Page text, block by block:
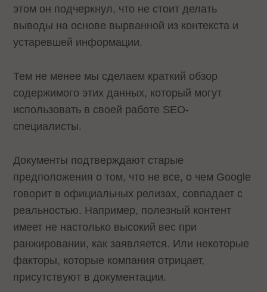
этом он подчеркнул, что не стоит делать
выводы на основе вырванной из контекста и
устаревшей информации.
Тем не менее мы сделаем краткий обзор
содержимого этих данных, который могут
использовать в своей работе SEO-
специалисты.
Документы подтверждают старые
предположения о том, что не все, о чем Google
говорит в официальных релизах, совпадает с
реальностью. Например, полезный контент
имеет не настолько высокий вес при
ранжировании, как заявляется. Или некоторые
факторы, которые компания отрицает,
присутствуют в документации.